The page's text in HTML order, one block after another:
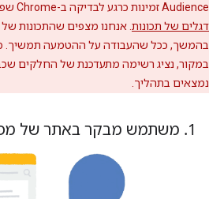
Audience זמינות כרגע לבדיקה ב-Chrome שפועל משורת הפקודה באמצעות
דגלים של תכונות
במקור, נציג רשימה מתעדכנת של החלקים
נמצאים בתהליך.
1
. משתמש מבקר באתר של